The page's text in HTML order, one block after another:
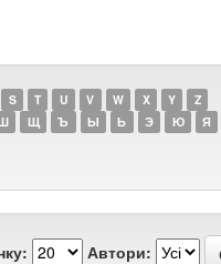
S T U V W X Y
Z
Щ Ъ Ы Ь Э Ю Я
Автори: